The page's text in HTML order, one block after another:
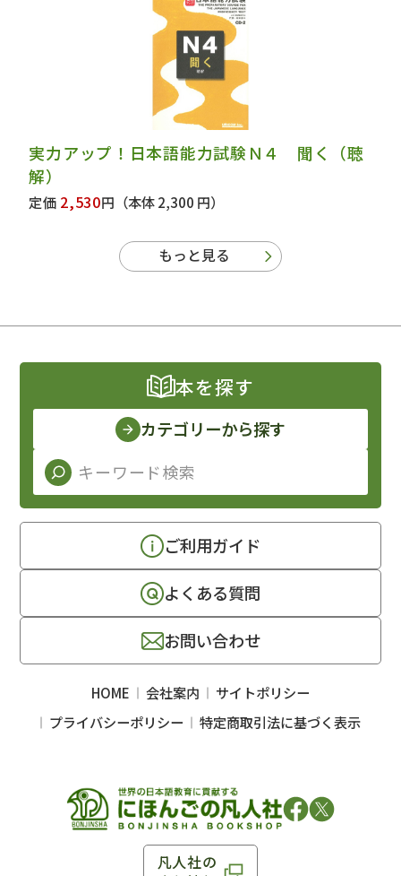
実力アップ！日本語能力試験Ｎ４ 聞く（聴
解）
定価 2,530円 （本体 2,300 円）
もっと見る
凡人社の
本を探す
カテゴリーから探す
ご利用ガイド
よくある質問
お問い合わせ
HOME 会社案内
サイトポリシー
プライバシーポリシー
特定商取引法に基づく表示